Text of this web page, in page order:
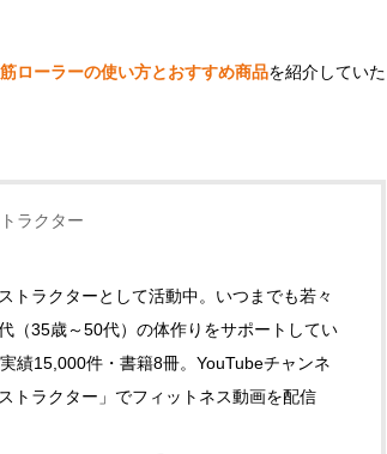
ローラーの使い方とおすすめ商品を紹介していた
ラクター
トラクターとして活動中。いつまでも若々
（35歳～50代）の体作りをサポートしてい
績15,000件・書籍8冊。YouTubeチャンネ
トラクター」でフィットネス動画を配信